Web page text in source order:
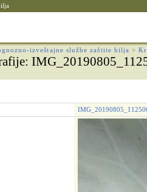
izveštajne službe zaštite bilja >
: